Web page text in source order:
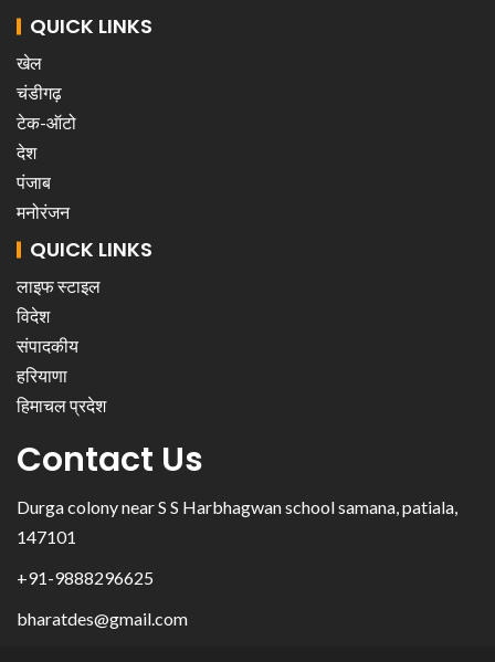
QUICK LINKS
खेल
चंडीगढ़
टेक-ऑटो
देश
पंजाब
मनोरंजन
QUICK LINKS
लाइफ स्टाइल
विदेश
संपादकीय
हरियाणा
हिमाचल प्रदेश
Contact Us
Durga colony near S S Harbhagwan school samana, patiala,
147101
+91-9888296625
bharatdes@gmail.com